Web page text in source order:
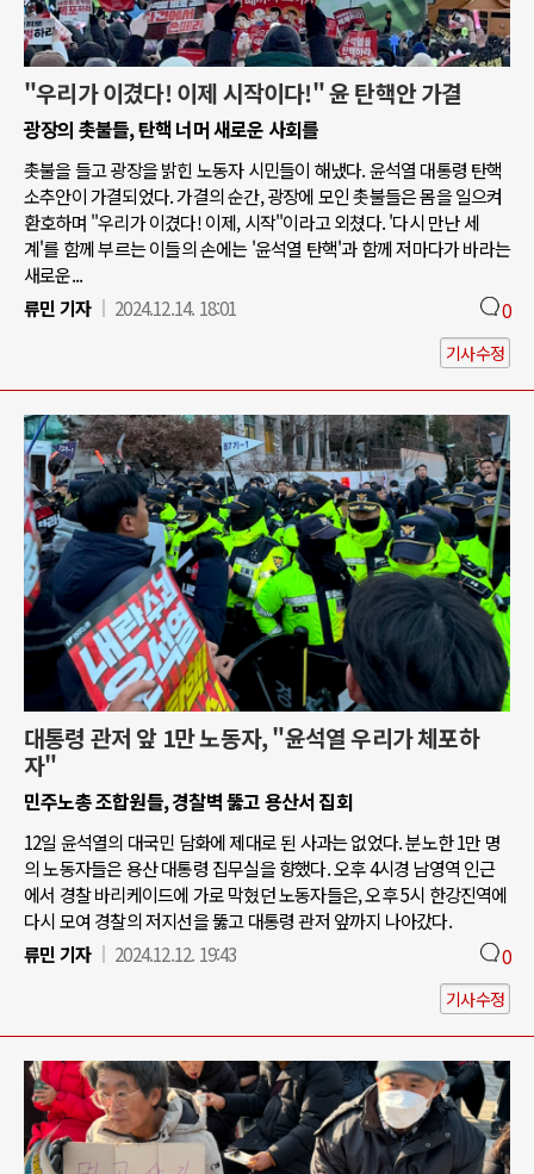
"우리가 이겼다! 이제 시작이다!" 윤 탄핵안 가결
광장의 촛불들, 탄핵 너머 새로운 사회를
촛불을 들고 광장을 밝힌 노동자 시민들이 해냈다. 윤석열 대통령 탄핵
소추안이 가결되었다. 가결의 순간, 광장에 모인 촛불들은 몸을 일으켜
환호하며 "우리가 이겼다! 이제, 시작"이라고 외쳤다. '다시 만난 세
계'를 함께 부르는 이들의 손에는 '윤석열 탄핵'과 함께 저마다가 바라는
새로운...
류민 기자
2024.12.14. 18:01 0
기사수정
대통령 관저 앞 1만 노동자, "윤석열 우리가 체포하
자"
민주노총 조합원들, 경찰벽 뚫고 용산서 집회
12일 윤석열의 대국민 담화에 제대로 된 사과는 없었다. 분노한 1만 명
의 노동자들은 용산 대통령 집무실을 향했다. 오후 4시경 남영역 인근
에서 경찰 바리케이드에 가로 막혔던 노동자들은, 오후 5시 한강진역에
다시 모여 경찰의 저지선을 뚫고 대통령 관저 앞까지 나아갔다.
류민 기자
2024.12.12. 19:43 0
기사수정